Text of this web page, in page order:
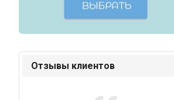
Отзывы клиентов